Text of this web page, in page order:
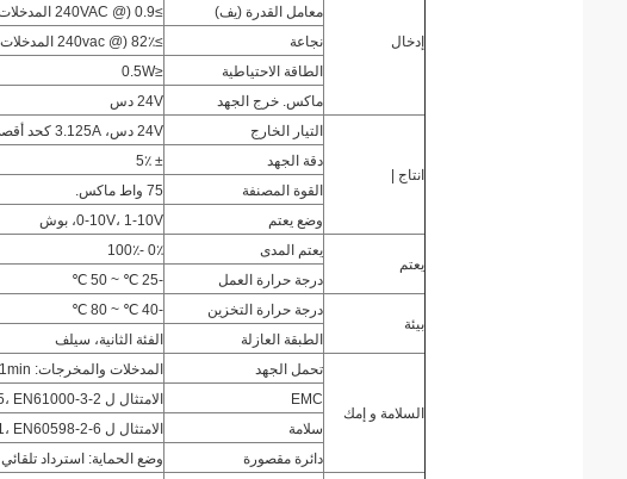
إدخال
معامل القدرة (يف)
≥0.9 (@ 240VAC المدخلات، حمولة كاملة وبدون باهتة)
نجاعة
≥82٪ (@ 240vac المدخلات، حمولة كاملة وبدون باهتة)
الطاقة الاحتياطية
≤0.5W
ماكس. خرج الجهد 24V دس
انتاج |
التيار الخارج
24V دس، 3.125A كحد أقصى.
دقة الجهد
± 5٪
القوة المصنفة
75 واط ماكس.
وضع يعتم
0-10V، 1-10V، بوش
يعتم
يعتم المدى
0٪ -100٪
درجة حرارة العمل
-25 ℃ ~ 50 ℃
بيئة
درجة حرارة التخزين
-40 ℃ ~ 80 ℃
الطبقة العازلة
الفئة الثانية، سيلف
السلامة و إمك
تحمل الجهد
المدخلات والمخرجات: 3.75kVac / 5mA / 1min
EMC
الامتثال ل EN55015، EN61000-3-2 الفئة C، EN61000-3-3، EN61547
سلامة
الامتثال ل EN61347-1، EN61347-2-13، EN60598-1، EN60598-2-6
دائرة مقصورة
وضع الحماية: استرداد تلقائي